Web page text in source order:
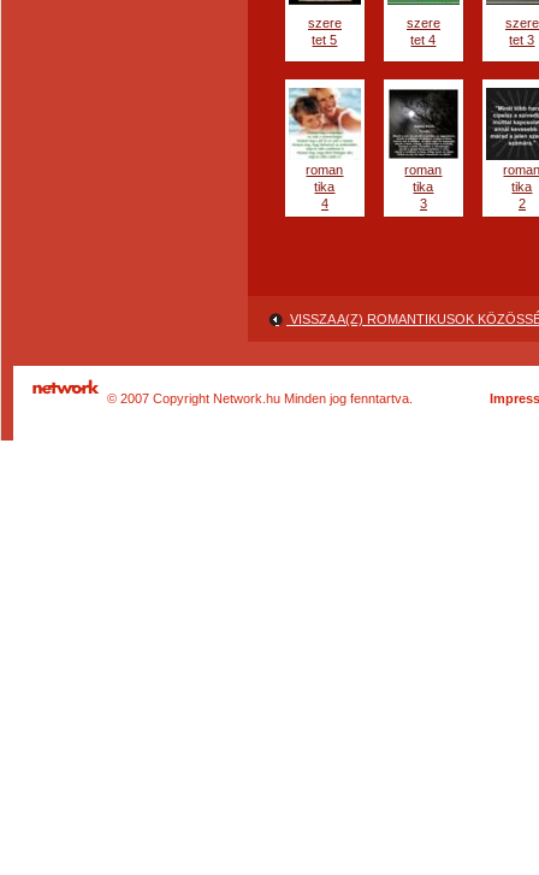
szere
tet 5
szere
tet 4
szere
tet 3
roman
tika
4
roman
tika
3
tika
2
VISSZA A(Z) ROMANTIKUSOK
© 2007 Copyright Network.hu Minden jog fenntartva.